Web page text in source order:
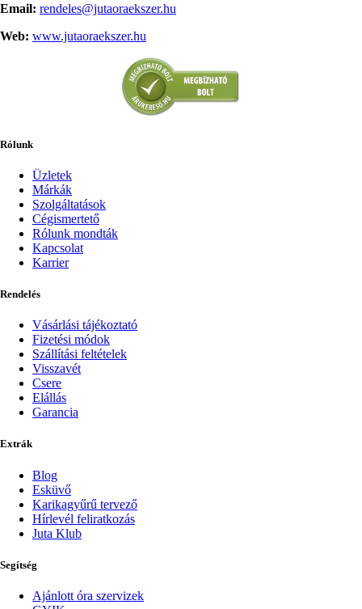
Email: rendeles@jutaoraekszer.hu
Web: www.jutaoraekszer.hu
Rólunk
Üzletek
Márkák
Szolgáltatások
Cégismertető
Rólunk mondták
Kapcsolat
Karrier
Rendelés
Vásárlási tájékoztató
Fizetési módok
Szállítási feltételek
Visszavét
Csere
Elállás
Garancia
Extrák
Blog
Esküvő
Karikagyűrű tervező
Hírlevél feliratkozás
Juta Klub
Segítség
Ajánlott óra szervizek